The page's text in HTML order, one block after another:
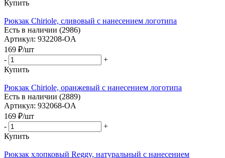
Купить
Рюкзак Chiriole, сливовый с нанесением логотипа
Есть в наличии (2986)
Артикул: 932208-OA
169 ₽/шт
-
+
Купить
Рюкзак Chiriole, оранжевый с нанесением логотипа
Есть в наличии (2889)
Артикул: 932068-OA
169 ₽/шт
-
+
Купить
Рюкзак хлопковый Reggy, натуральный с нанесением